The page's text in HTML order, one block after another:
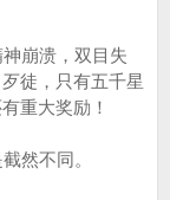
崩溃，双目失
徒，只有五千星
重大奖励！
然不同。